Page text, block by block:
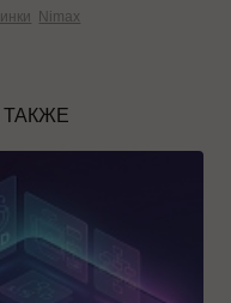
Nimax
ТАКЖЕ